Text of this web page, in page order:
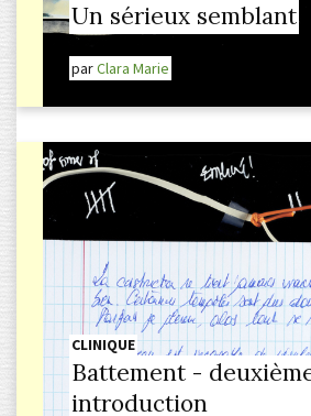
Un sérieux semblant
parClara Marie
CLINIQUE
Battement -
introduction